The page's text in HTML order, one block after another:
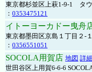
東京都杉並区上萩1-9-1 タ
： 0353475121
イトーヨーカドー曳舟
東京都墨田区京島１丁目２-
： 0356551051
SOCOLA用賀店 地図 詳細
世田谷区上用賀6-6-6